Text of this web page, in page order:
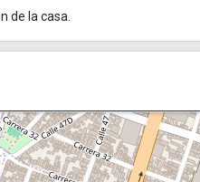
de la casa.